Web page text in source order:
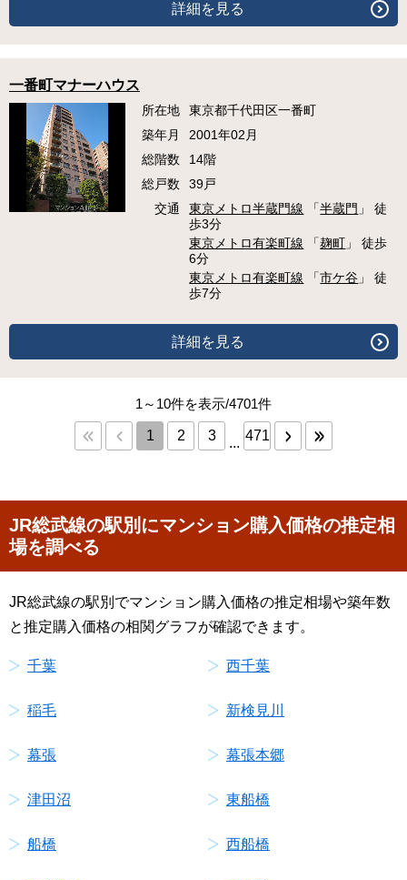
詳細を見る
一番町マナーハウス
所在地
東京都千代田区一番町
築年月
2001年02月
総階数
14階
総戸数
39戸
交通
東京メトロ半蔵門線 「半蔵門 」 徒
歩3分
東京メトロ有楽町線 「麹町 」 徒歩
6分
東京メトロ有楽町線 「市ケ谷 」 徒
歩7分
詳細を見る
1～10件を表示/4701件
1 2 3 ... 471
JR総武線の駅別にマンション購入価格の推定相
場を調べる
JR総武線の駅別でマンション購入価格の推定相場や築年数
と推定購入価格の相関グラフが確認できます。
千葉 西千葉
稲毛 新検見川
幕張 幕張本郷
津田沼 東船橋
船橋 西船橋